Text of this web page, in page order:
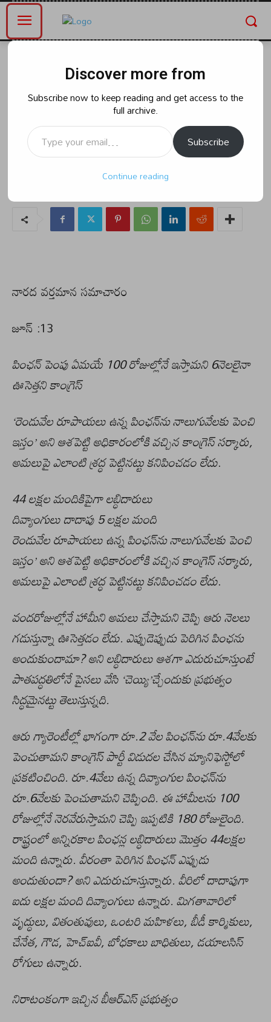
రాజకీయం
పింఛన్ పెంపు ఏమయే 100 రోజుల్లోనే
ఇస్తామని 6నెలలైనా ఊసెత్తని కాంగ్రెస్.!
naradanews.in Thursday, June 13, 2024 2:08 pm
నారద వర్తమాన సమాచారం
జూన్ :13
పింఛన్ పెంపు ఏమయే 100 రోజుల్లోనే ఇస్తామని 6నెలలైనా
ఊసెత్తని కాంగ్రెస్
‘రెండువేల రూపాయలు ఉన్న పింఛన్‌ను నాలుగువేలకు పెంచి
ఇస్తం’ అని ఆశపెట్టి అధికారంలోకి వచ్చిన కాంగ్రెస్‌ సర్కారు,
అమలుపై ఎలాంటి శ్రద్ధ పెట్టినట్టు కనిపించడం లేదు.
44 లక్షల మందికిపైగా లబ్ధిదారులు
దివ్యాంగులు దాదాపు 5 లక్షల మంది
రెండువేల రూపాయలు ఉన్న పింఛన్‌ను నాలుగువేలకు పెంచి
ఇస్తం’ అని ఆశపెట్టి అధికారంలోకి వచ్చిన కాంగ్రెస్‌ సర్కారు,
అమలుపై ఎలాంటి శ్రద్ధ పెట్టినట్టు కనిపించడం లేదు.
వందరోజుల్లోనే హామీని అమలు చేస్తామని చెప్పి ఆరు నెలలు
గడుస్తున్నా ఊసెత్తడం లేదు. ఎప్పుడెప్పుడు పెరిగిన పింఛను
అందుకుందామా? అని లబ్ధిదారులు ఆశగా ఎదురుచూస్తుంటే
పాతపద్ధతిలోనే పైసలు వేసి ‘చెయ్యి’చ్చేందుకు ప్రభుత్వం
సిద్ధమైనట్టు తెలుస్తున్నది.
ఆరు గ్యారెంటీల్లో భాగంగా రూ.2 వేల పింఛన్‌ను రూ.4వేలకు
పెంచుతామని కాంగ్రెస్‌ పార్టీ విడుదల చేసిన మ్యానిఫెస్టోలో
ప్రకటించింది. రూ.4వేలు ఉన్న దివ్యాంగుల పింఛన్‌ను
రూ.6వేలకు పెంచుతామని చెప్పింది. ఈ హామీలను 100
రోజుల్లోనే నెరవేరుస్తామని చెప్పి ఇప్పటికి 180 రోజులైంది.
రాష్ట్రంలో అన్నిరకాల పింఛన్ల లబ్ధిదారులు మొత్తం 44లక్షల
మంది ఉన్నారు. వీరంతా పెరిగిన పింఛన్‌ ఎప్పుడు
అందుతుందా? అని ఎదురుచూస్తున్నారు. వీరిలో దాదాపుగా
ఐదు లక్షల మంది దివ్యాంగులు ఉన్నారు. మిగతావారిలో
వృద్ధులు, వితంతువులు, ఒంటరి మహిళలు, బీడీ కార్మికులు,
చేనేత, గౌడ, హెచ్‌ఐవీ, బోధకాలు బాధితులు, డయాలసిస్‌
రోగులు ఉన్నారు.
నిరాటంకంగా ఇచ్చిన బీఆర్‌ఎస్‌ ప్రభుత్వం
Discover more from
Subscribe now to keep reading and get access to the
full archive.
Type your email…
Subscribe
Continue reading